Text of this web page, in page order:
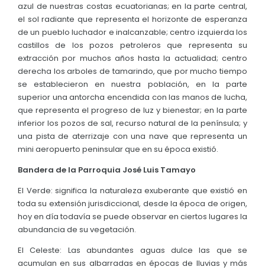
azul de nuestras costas ecuatorianas; en la parte central,
el sol radiante que representa el horizonte de esperanza
de un pueblo luchador e inalcanzable; centro izquierda los
castillos de los pozos petroleros que representa su
extracción por muchos años hasta la actualidad; centro
derecha los arboles de tamarindo, que por mucho tiempo
se establecieron en nuestra población, en la parte
superior una antorcha encendida con las manos de lucha,
que representa el progreso de luz y bienestar; en la parte
inferior los pozos de sal, recurso natural de la península; y
una pista de aterrizaje con una nave que representa un
mini aeropuerto peninsular que en su época existió.
Bandera de la Parroquia José Luis Tamayo
El Verde: significa la naturaleza exuberante que existió en
toda su extensión jurisdiccional, desde la época de origen,
hoy en día todavía se puede observar en ciertos lugares la
abundancia de su vegetación.
El Celeste: Las abundantes aguas dulce las que se
acumulan en sus albarradas en épocas de lluvias y más